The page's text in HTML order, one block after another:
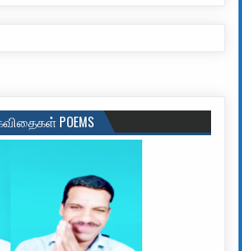
POEMS